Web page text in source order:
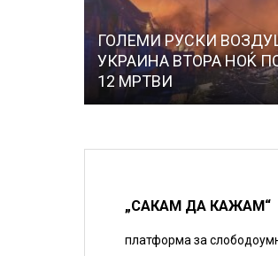
ГОЛЕМИ РУСКИ
УКРАИНА ВТОРА НОЌ
12 МРТВИ
„САКАМ ДА КАЖАМ“
платформа за